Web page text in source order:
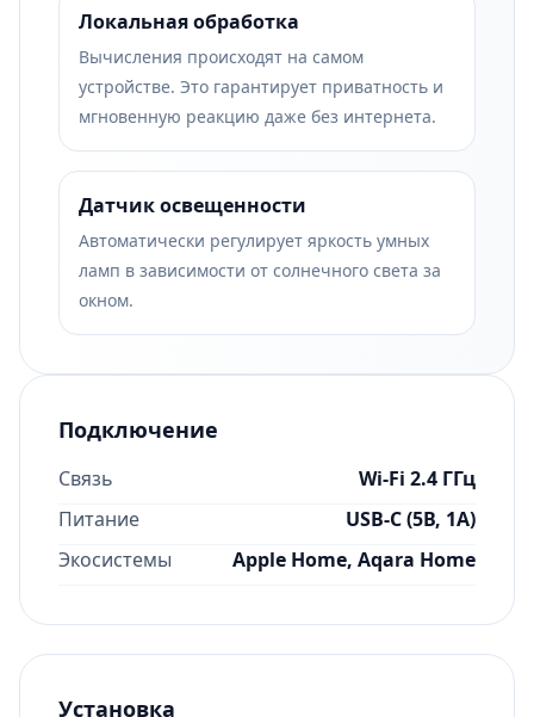
Локальная обработка
Вычисления происходят на самом
устройстве. Это гарантирует приватность и
мгновенную реакцию даже без интернета.
Датчик освещенности
Автоматически регулирует яркость умных
ламп в зависимости от солнечного света за
окном.
Подключение
Связь
Wi-Fi 2.4 ГГц
Питание
USB-C (5В, 1А)
Экосистемы
Apple Home, Aqara Home
Установка